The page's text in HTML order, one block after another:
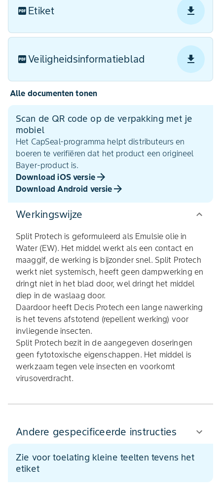
Etiket
Veiligheidsinformatieblad
Alle documenten tonen
Scan de QR code op de verpakking met je
mobiel
Het CapSeal-programma helpt distributeurs en
boeren te verifiëren dat het product een origineel
Bayer-product is.
Download iOS versie
Download Android versie
Werkingswijze
Split Protech is geformuleerd als Emulsie olie in
Water (EW). Het middel werkt als een contact en
maaggif, de werking is bijzonder snel. Split Protech
werkt niet systemisch, heeft geen dampwerking en
dringt niet in het blad door, wel dringt het middel
diep in de waslaag door.
Daardoor heeft Decis Protech een lange nawerking
is het tevens afstotend (repellent werking) voor
invliegende insecten.
Split Protech bezit in de aangegeven doseringen
geen fytotoxische eigenschappen. Het middel is
werkzaam tegen vele insecten en voorkomt
virusoverdracht.
Andere gespecificeerde instructies
Zie voor toelating kleine teelten tevens het
etiket